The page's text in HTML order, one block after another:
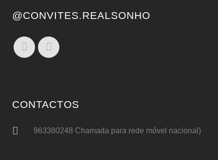
@CONVITES.REALSONHO
CONTACTOS
963380248 Chamada para rede móvel nacional)